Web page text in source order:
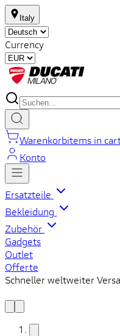
Italy
Currency
Warenkorbitems in
Konto
Ersatzteile
Bekleidung
Zubehör
Gadgets
Outlet
Offerte
Schneller weltweiter